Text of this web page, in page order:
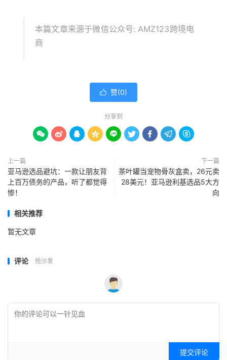
本篇文章来源于微信公众号: AMZ123跨境电
商
 赞(0)
分享到
        
上一篇
亚马逊选品避坑：一款让朋友背
上百万债务的产品，听了都觉得
惨！
下一篇
茶叶罐当宠物骨灰盒卖，26元卖
28美元！亚马逊利基选品5大方
向
相关推荐
暂无文章
评论 抢沙发
提交评论